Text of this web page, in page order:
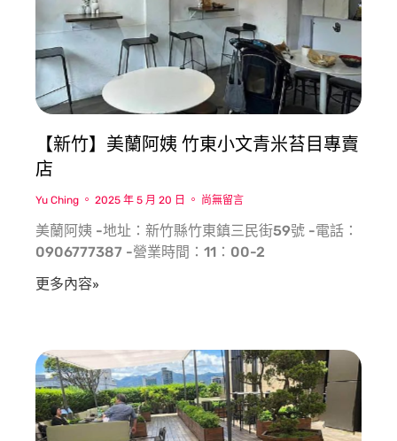
【新竹】美蘭阿姨 竹東小文青米苔目專賣
店
Yu Ching 2025 年 5 月 20 日 尚無留言
美蘭阿姨 -地址：新竹縣竹東鎮三民街59號 -電話：
0906777387 -營業時間：11：00-2
更多內容»